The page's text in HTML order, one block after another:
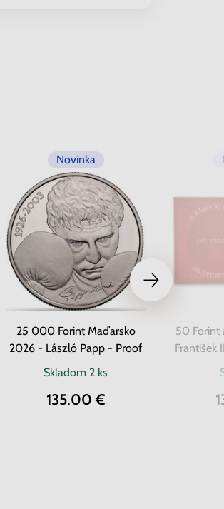
Novinka
25 000 Forint Maďarsko
2026 - László Papp - Proof
Skladom 2 ks
135.00 €
50 Forint
František